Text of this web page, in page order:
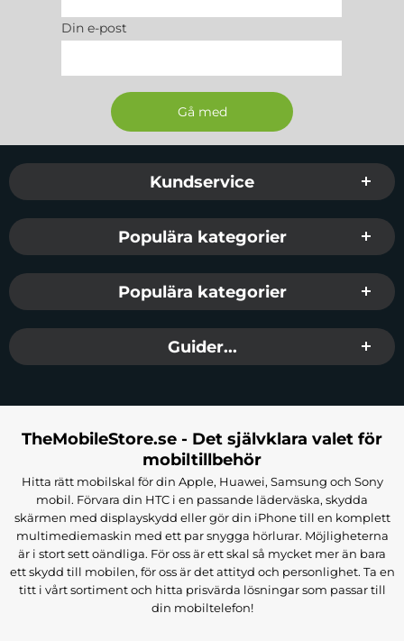
Din e-post
Sidfot Blandad info och länkar
Kundservice
Populära kategorier
Populära kategorier
Guider...
TheMobileStore.se - Det självklara valet för
mobiltillbehör
Hitta rätt mobilskal för din Apple, Huawei, Samsung och Sony
mobil. Förvara din HTC i en passande läderväska, skydda
skärmen med displayskydd eller gör din iPhone till en komplett
multimediemaskin med ett par snygga hörlurar. Möjligheterna
är i stort sett oändliga. För oss är ett skal så mycket mer än bara
ett skydd till mobilen, för oss är det attityd och personlighet. Ta en
titt i vårt sortiment och hitta prisvärda lösningar som passar till
din mobiltelefon!